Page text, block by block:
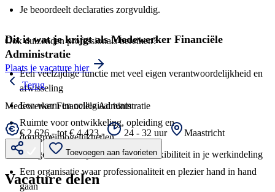
Je beoordeelt declaraties zorgvuldig.
Dit is wat je krijgt als Medewerker Financiële
Administratie
Een veelzijdige functie met veel eigen verantwoordelijkheid en
afwisseling
Een warm en collegiaal team
Ruimte voor ontwikkeling, opleiding en
doorgroeimogelijkheden
Een goede werk-privébalans met flexibiliteit in je werkindeling
Een organisatie waar professionaliteit en plezier hand in hand
gaan
Ook duizenden professionals bereiken?
Plaats je vacature hier
Terug
Medewerker Financiële Administratie
€ 2.626,- tot € 4.423,- 24 - 32 uur Maastricht
Toevoegen aan favorieten
Vacature delen